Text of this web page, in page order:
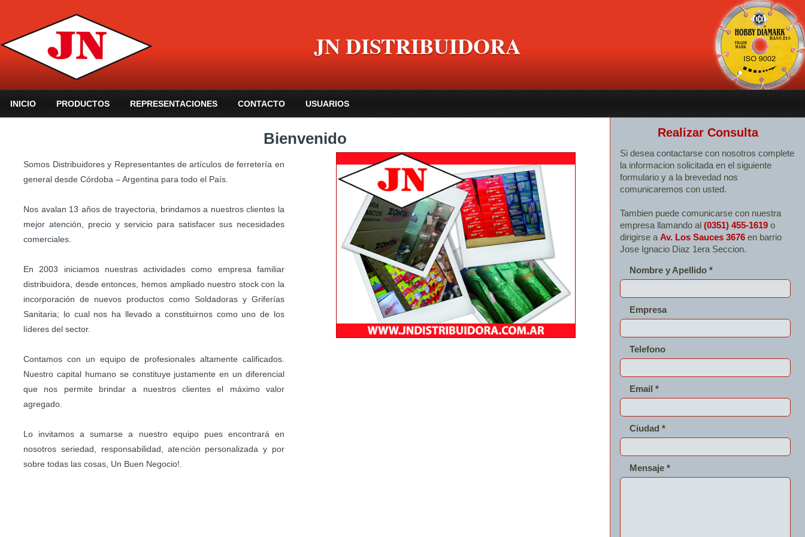
JN DISTRIBUIDORA
INICIO PRODUCTOS REPRESENTACIONES CONTACTO USUARIOS
Bienvenido
Somos Distribuidores y Representantes de artículos de ferretería en
general desde Córdoba – Argentina para todo el País.
Nos avalan 13 años de trayectoria, brindamos a nuestros clientes la
mejor atención, precio y servicio para satisfacer sus necesidades
comerciales.
En 2003 iniciamos nuestras actividades como empresa familiar
distribuidora, desde entonces, hemos ampliado nuestro stock con la
incorporación de nuevos productos como Soldadoras y Griferías
Sanitaria; lo cual nos ha llevado a constituirnos como uno de los
líderes del sector.
Contamos con un equipo de profesionales altamente calificados.
Nuestro capital humano se constituye justamente en un diferencial
que nos permite brindar a nuestros clientes el máximo valor
agregado.
Lo invitamos a sumarse a nuestro equipo pues encontrará en
nosotros seriedad, responsabilidad, atención personalizada y por
sobre todas las cosas, Un Buen Negocio!.
Realizar Consulta
Si desea contactarse con nosotros complete
la informacion solicitada en el siguiente
formulario y a la brevedad nos
comunicaremos con usted.
Tambien puede comunicarse con nuestra
empresa llamando al(0351) 455-1619 o
dirigirse aAv. Los Sauces 3676 en barrio
Jose Ignacio Diaz 1era Seccion.
Nombre y Apellido *
Empresa
Telefono
Email *
Ciudad *
Mensaje *